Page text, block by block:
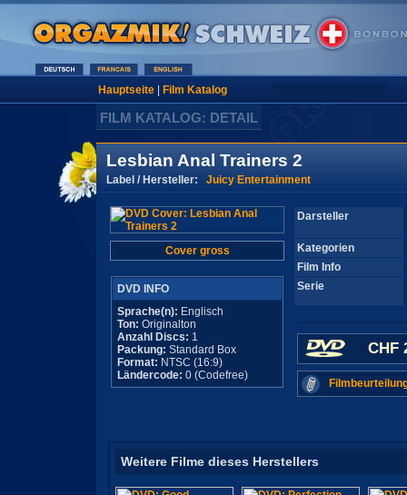
Hauptseite| Film Katalog
FILM KATALOG: DETAIL
Lesbian Anal Trainers 2
Label / Hersteller: Juicy Entertainment
Cover gross
DVD INFO
Sprache(n): Englisch
Ton: Originalton
Anzahl Discs: 1
Packung: Standard Box
Format: NTSC (16:9)
Ländercode: 0 (Codefree)
Darsteller
Kategorien
Film Info
Serie
CHF
Weitere Filme dieses Herstellers